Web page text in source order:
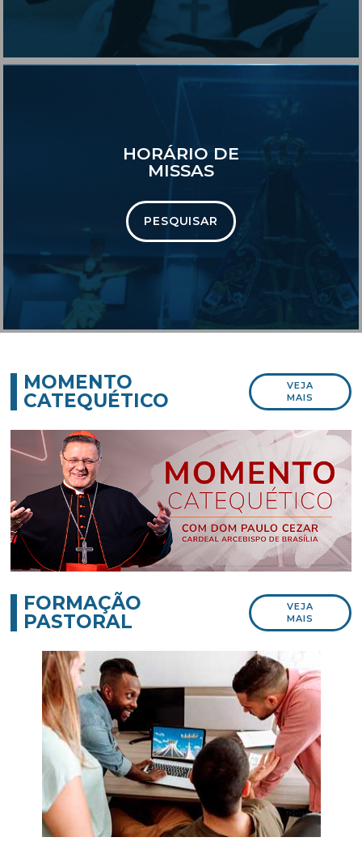
HORÁRIO DE
MISSAS
PESQUISAR
MOMENTO
CATEQUÉTICO
VEJA
MAIS
FORMAÇÃO
PASTORAL
VEJA
MAIS